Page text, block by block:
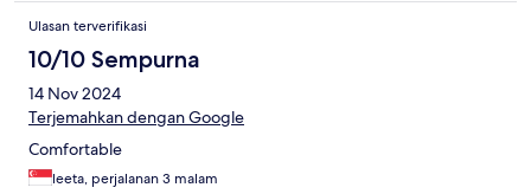
Ulasan terverifikasi
10/10 Sempurna
14 Nov 2024
Terjemahkan dengan Google
Comfortable
leeta, perjalanan 3 malam